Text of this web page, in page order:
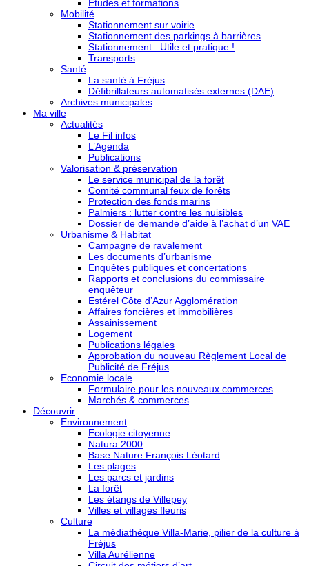
Etudes et formations
Mobilité
Stationnement sur voirie
Stationnement des parkings à barrières
Stationnement : Utile et pratique !
Transports
Santé
La santé à Fréjus
Défibrillateurs automatisés externes (DAE)
Archives municipales
Ma ville
Actualités
Le Fil infos
L’Agenda
Publications
Valorisation & préservation
Le service municipal de la forêt
Comité communal feux de forêts
Protection des fonds marins
Palmiers : lutter contre les nuisibles
Dossier de demande d’aide à l’achat d’un VAE
Urbanisme & Habitat
Campagne de ravalement
Les documents d’urbanisme
Enquêtes publiques et concertations
Rapports et conclusions du commissaire
enquêteur
Estérel Côte d’Azur Agglomération
Affaires foncières et immobilières
Assainissement
Logement
Publications légales
Approbation du nouveau Règlement Local de
Publicité de Fréjus
Economie locale
Formulaire pour les nouveaux commerces
Marchés & commerces
Découvrir
Environnement
Ecologie citoyenne
Natura 2000
Base Nature François Léotard
Les plages
Les parcs et jardins
La forêt
Les étangs de Villepey
Villes et villages fleuris
Culture
La médiathèque Villa-Marie, pilier de la culture à
Fréjus
Villa Aurélienne